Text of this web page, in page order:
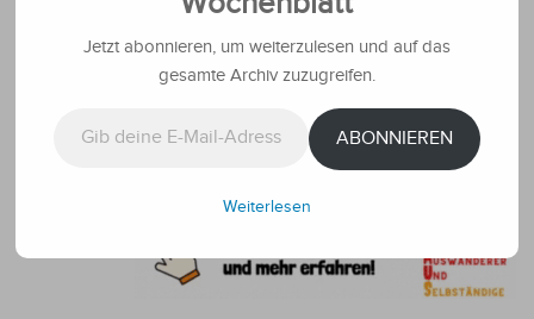
Jetzt abonnieren, um weiterzulesen und auf das
gesamte Archiv zuzugreifen.
ABONNIEREN
Weiterlesen